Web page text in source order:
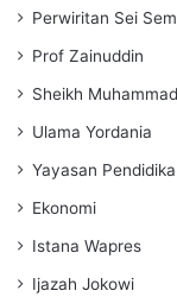
Perwiritan Sei
Prof Zainuddin
Sheikh
Ulama Yordania
Yayasan
Ekonomi
Istana Wapres
Ijazah Jokowi